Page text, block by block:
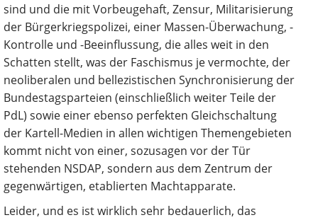
sind und die mit Vorbeugehaft, Zensur, Militarisierung
der Bürgerkriegspolizei, einer Massen-Überwachung, -
Kontrolle und -Beeinflussung, die alles weit in den
Schatten stellt, was der Faschismus je vermochte, der
neoliberalen und bellezistischen Synchronisierung der
Bundestagsparteien (einschließlich weiter Teile der
PdL) sowie einer ebenso perfekten Gleichschaltung
der Kartell-Medien in allen wichtigen Themengebieten
kommt nicht von einer, sozusagen vor der Tür
stehenden NSDAP, sondern aus dem Zentrum der
gegenwärtigen, etablierten Machtapparate.
Leider, und es ist wirklich sehr bedauerlich, das